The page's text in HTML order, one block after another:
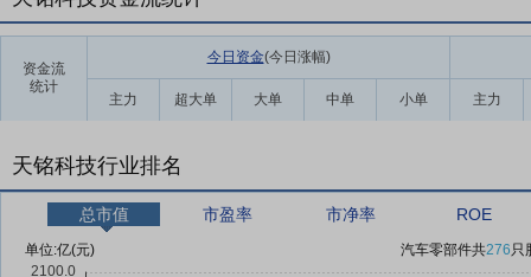
资金流
统计
今日资金(今日涨幅)
主力 超大单 大单 中单 小单 主力
天铭科技行业排名
总市值 市盈率 市净率 ROE
单位:亿(元) 汽车零部件共276只